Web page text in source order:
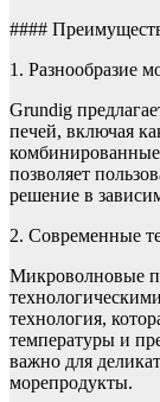
####
1. Разнообразие
Grundig
печей, включая
позволяет
решение в
2. Современные
Микроволновые
технология,
температуры и
важно для
морепродукты.